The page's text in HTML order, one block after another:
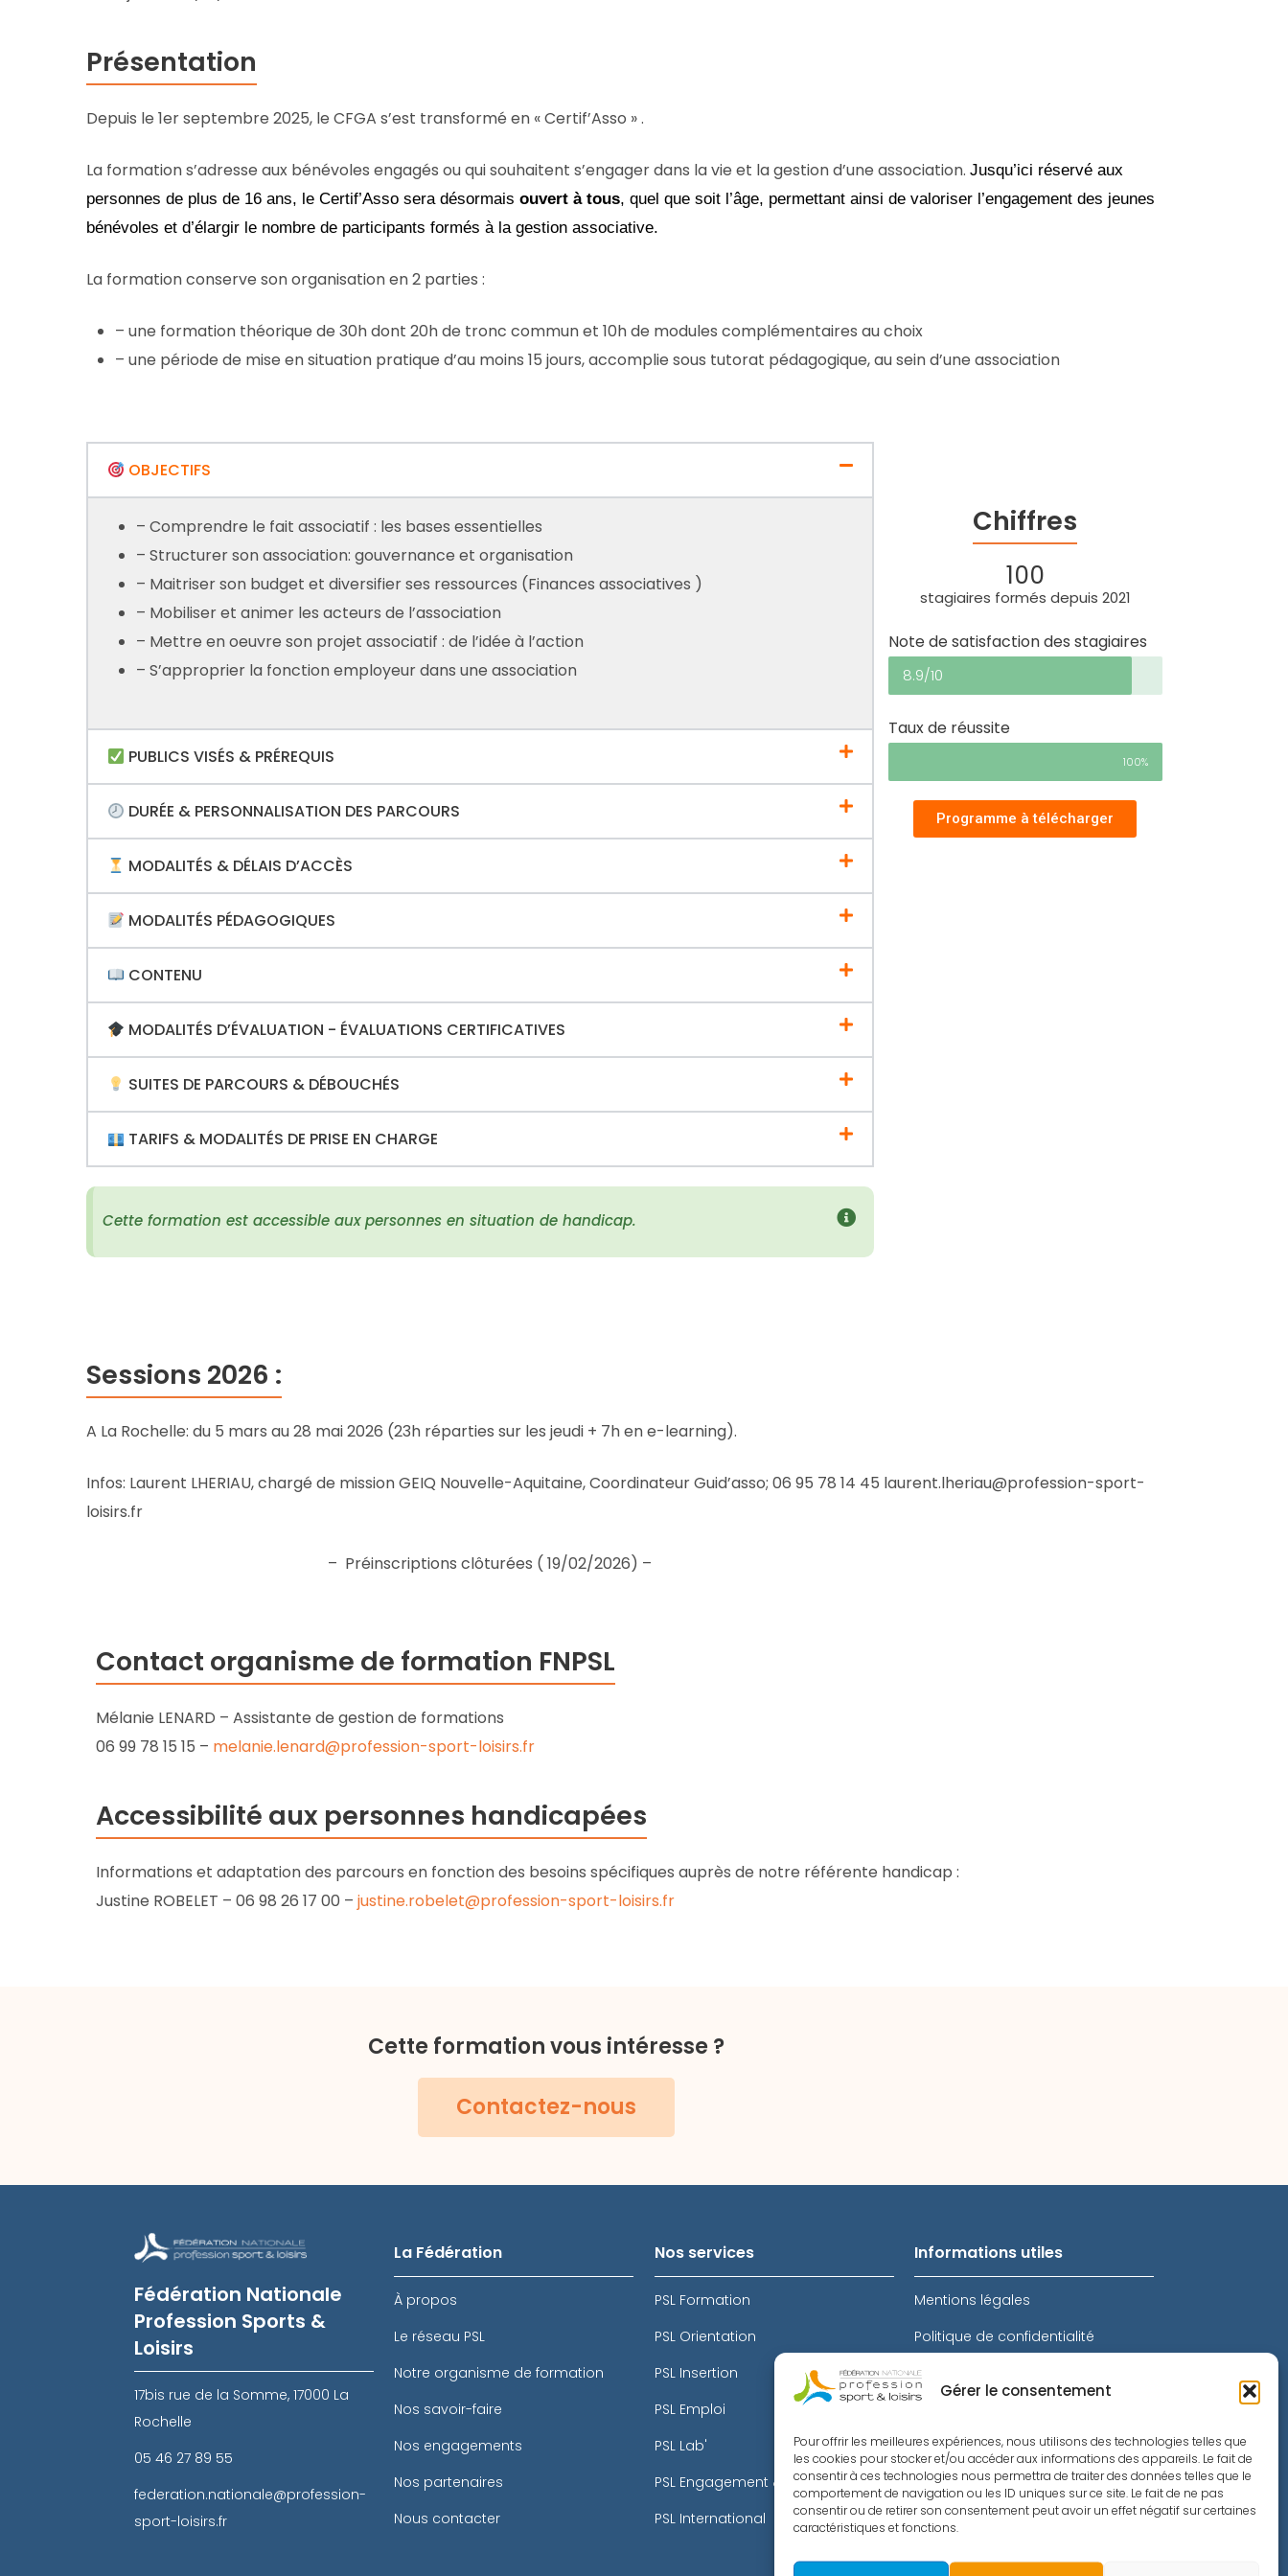
Gérer le consentement
Pour offrir les meilleures expériences, nous utilisons des technologies telles que
les cookies pour stocker et/ou accéder aux informations des appareils. Le fait de
consentir à ces technologies nous permettra de traiter des données telles que le
comportement de navigation ou les ID uniques sur ce site. Le fait de ne pas
consentir ou de retirer son consentement peut avoir un effet négatif sur certaines
caractéristiques et fonctions.
Présentation
Depuis le 1er septembre 2025, le CFGA s’est transformé en « Certif’Asso » .
La formation s’adresse aux bénévoles engagés ou qui souhaitent s’engager dans la vie et la gestion d’une association. Jusqu’ici réservé aux
personnes de plus de 16 ans, le Certif’Asso sera désormais ouvert à tous, quel que soit l’âge, permettant ainsi de valoriser l’engagement des jeunes
bénévoles et d’élargir le nombre de participants formés à la gestion associative.
La formation conserve son organisation en 2 parties :
– une formation théorique de 30h dont 20h de tronc commun et 10h de modules complémentaires au choix
– une période de mise en situation pratique d’au moins 15 jours, accomplie sous tutorat pédagogique, au sein d’une association
OBJECTIFS
– Comprendre le fait associatif : les bases essentielles
– Structurer son association: gouvernance et organisation
– Maitriser son budget et diversifier ses ressources (Finances associatives )
– Mobiliser et animer les acteurs de l’association
– Mettre en oeuvre son projet associatif : de l’idée à l’action
– S’approprier la fonction employeur dans une association
PUBLICS VISÉS & PRÉREQUIS
DURÉE & PERSONNALISATION DES PARCOURS
MODALITÉS & DÉLAIS D’ACCÈS
MODALITÉS PÉDAGOGIQUES
CONTENU
MODALITÉS D’ÉVALUATION - ÉVALUATIONS CERTIFICATIVES
SUITES DE PARCOURS & DÉBOUCHÉS
TARIFS & MODALITÉS DE PRISE EN CHARGE
Cette formation est accessible aux personnes en situation de handicap.
Chiffres
stagiaires formés depuis 2021
100
Note de satisfaction des stagiaires
8.9/10
Taux de réussite
100%
Programme à télécharger
Sessions 2026 :
A La Rochelle: du 5 mars au 28 mai 2026 (23h réparties sur les jeudi + 7h en e-learning).
Infos: Laurent LHERIAU, chargé de mission GEIQ Nouvelle-Aquitaine, Coordinateur Guid’asso; 06 95 78 14 45 laurent.lheriau@profession-sport-
loisirs.fr
– Préinscriptions clôturées ( 19/02/2026) –
Contact organisme de formation FNPSL
Mélanie LENARD – Assistante de gestion de formations
06 99 78 15 15 – melanie.lenard@profession-sport-loisirs.fr
Accessibilité aux personnes handicapées
Informations et adaptation des parcours en fonction des besoins spécifiques auprès de notre référente handicap :
Justine ROBELET – 06 98 26 17 00 – justine.robelet@profession-sport-loisirs.fr
Cette formation vous intéresse ?
Contactez-nous
Fédération Nationale
Profession Sports &
Loisirs
17bis rue de la Somme, 17000 La
Rochelle
05 46 27 89 55
federation.nationale@profession-
sport-loisirs.fr
La Fédération
À propos
Le réseau PSL
Notre organisme de formation
Nos savoir-faire
Nos engagements
Nos partenaires
Nous contacter
Nos services
PSL Formation
PSL Orientation
PSL Insertion
PSL Emploi
PSL Lab'
PSL Engagement & Citoyenneté
PSL International
Informations utiles
Mentions légales
Politique de confidentialité
Intranet
Le Sport Recrute
Métiers du Sport
InfoAsso